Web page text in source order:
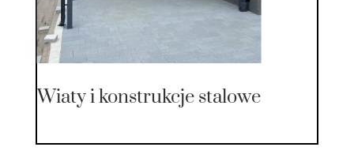
Wiaty i konstrukcje stalowe